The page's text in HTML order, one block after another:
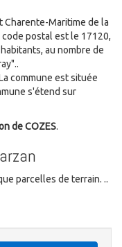
Charente-Maritime de la
postal est le 17120,
au nombre de
commune est située
s'étend sur
de COZES.
parcelles de terrain. ..